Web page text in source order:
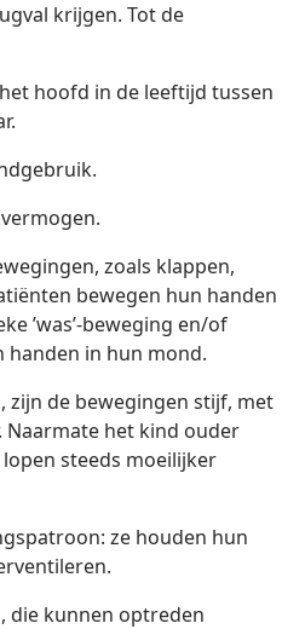
krijgen. Tot de
hoofd in de leeftijd tussen
zoals klappen,
bewegen hun handen
’was’-beweging en/of
in hun mond.
zijn de bewegingen stijf, met
Naarmate het kind ouder
steeds moeilijker
ze houden hun
die kunnen optreden